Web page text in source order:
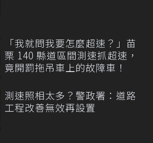
「我就問我要怎麼超速？」苗
栗 140 縣道區間測速抓超速，
竟開罰拖吊車上的故障車！
測速照相太多？警政署：道路
工程改善無效再設置